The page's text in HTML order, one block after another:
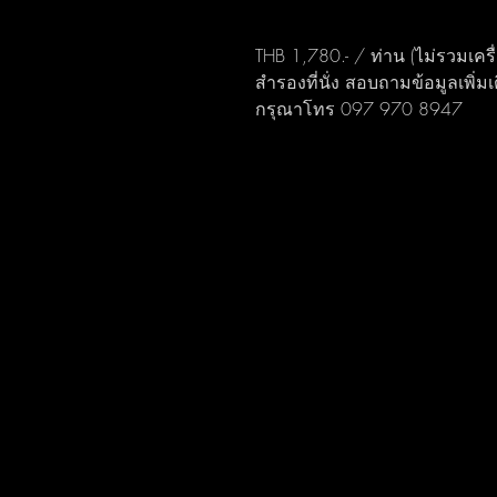
THB 1,780.- / ท่าน (ไม่รวมเค
สำรองที่นั่ง สอบถามข้อมูลเพิ่ม
กรุณาโทร 097 970 8947